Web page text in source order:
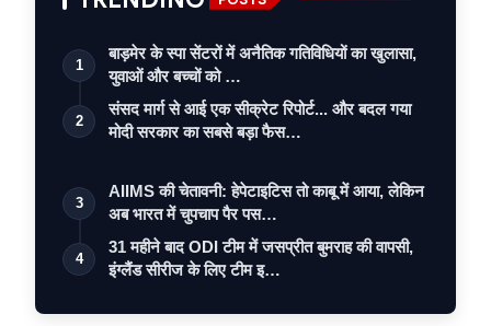
1
बाड़मेर के स्पा सेंटरों में अनैतिक गतिविधियों का खुलासा,
युवाओं और बच्चों को …
2
संसद मार्ग से आई एक सीक्रेट रिपोर्ट... और बदल गया
मोदी सरकार का सबसे बड़ा फैस…
3
AIIMS की चेतावनी: हेपेटाइटिस तो काबू में आया, लेकिन
अब भारत में चुपचाप पैर पस…
4
31 महीने बाद ODI टीम में जसप्रीत बुमराह की वापसी,
इंग्लैंड सीरीज के लिए टीम इ…